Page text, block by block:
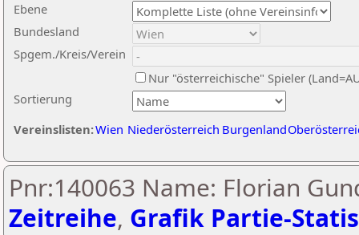
Ebene
Sortierung
Bundesland
Spgem./Kreis/Verein
Nur "österreichische" Spieler
Vereinslisten:Wien Niederösterreich Burgenland
Pnr:140063 Name: Florian
Zeitreihe, Grafik Partie-